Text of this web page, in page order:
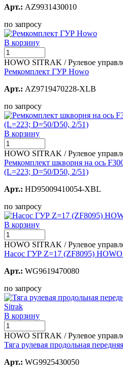
Арт.: AZ9931430010
по запросу
В корзину
HOWO SITRAK / Рулевое
Ремкомплект ГУР Howo
Арт.: AZ9719470228-XLB
по запросу
В корзину
HOWO SITRAK / Рулевое
Ремкомплект шкворня на ось
(L=223; D=50/D50, 2/51)
Арт.: HD95009410054-XBL
по запросу
В корзину
HOWO SITRAK / Рулевое
Насос ГУР Z=17 (ZF8095)
Арт.: WG9619470080
по запросу
В корзину
HOWO SITRAK / Рулевое
Тяга рулевая продольная
Арт.: WG9925430050